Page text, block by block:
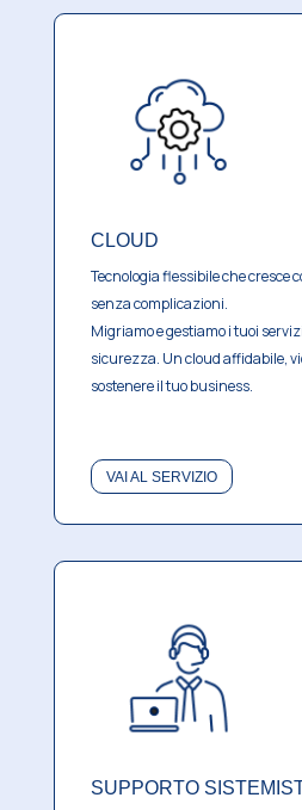
CLOUD
Tecnologia flessibile che cresce
senza complicazioni.
Migriamo e gestiamo i tuoi
sicurezza. Un cloud affidabile,
sostenere il tuo business.
VAI AL SERVIZIO
SUPPORTO